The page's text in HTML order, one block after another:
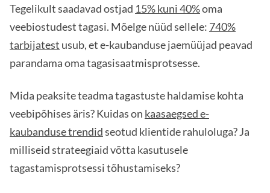
Tegelikult saadavad ostjad 15% kuni 40%oma
veebiostudest tagasi. Mõelge nüüd sellele: 740%
tarbijatest usub, et e-kaubanduse jaemüüjad peavad
parandama oma tagasisaatmisprotsesse.
Mida peaksite teadma tagastuste haldamise kohta
veebipõhises äris? Kuidas on kaasaegsed e-
kaubanduse trendidseotud klientide rahuloluga? Ja
milliseid strateegiaid võtta kasutusele
tagastamisprotsessi tõhustamiseks?